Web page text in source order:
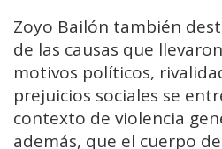
Zoyo Bailón también
de las causas que
motivos políticos,
prejuicios sociales se
contexto de violencia
además, que el cuerpo